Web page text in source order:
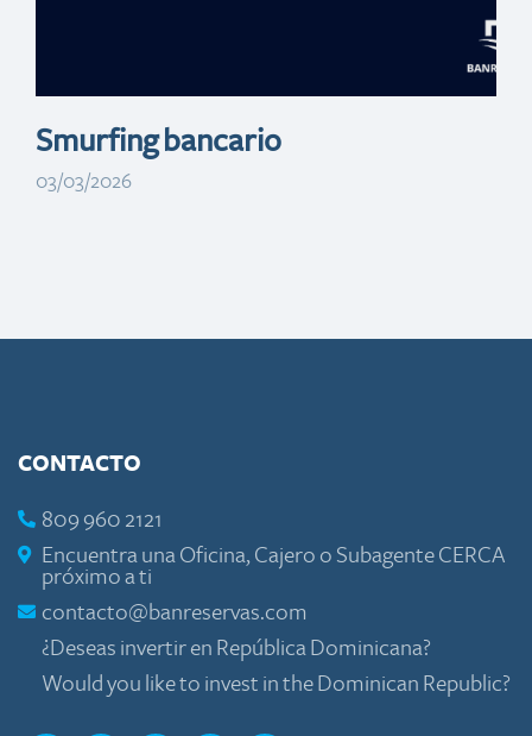
Smurfing bancario
03/03/2026
CONTACTO
809 960 2121
Encuentra una Oficina, Cajero o Subagente CERCA
próximo a ti
contacto@banreservas.com
¿Deseas invertir en República Dominicana?
Would you like to invest in the Dominican Republic?